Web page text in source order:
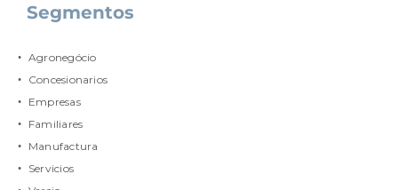
Segmentos
Agronegócio
Concesionarios
Empresas
Familiares
Manufactura
Servicios